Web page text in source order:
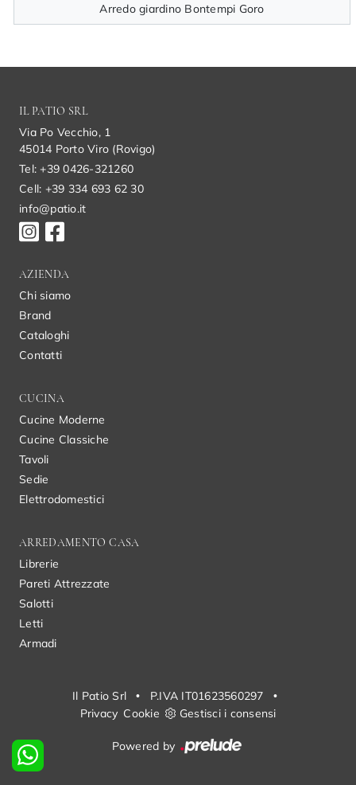
Arredo giardino Bontempi Goro
IL PATIO SRL
Via Po Vecchio, 1
45014 Porto Viro (Rovigo)
Tel: +39 0426-321260
Cell: +39 334 693 62 30
info@patio.it
AZIENDA
Chi siamo
Brand
Cataloghi
Contatti
CUCINA
Cucine Moderne
Cucine Classiche
Tavoli
Sedie
Elettrodomestici
ARREDAMENTO CASA
Librerie
Pareti Attrezzate
Salotti
Letti
Armadi
Il Patio Srl • P.IVA IT01623560297
•
Privacy Cookie Gestisci i consensi
Powered by